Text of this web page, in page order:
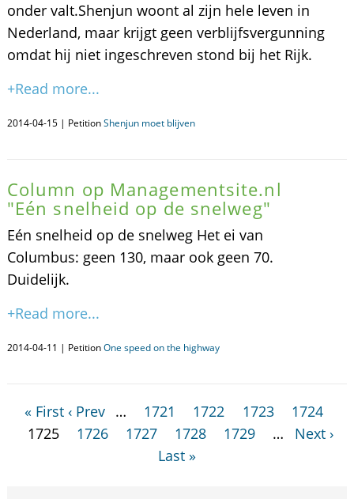
onder valt.Shenjun woont al zijn hele leven in
Nederland, maar krijgt geen verblijfsvergunning
omdat hij niet ingeschreven stond bij het Rijk.
+Read more...
2014-04-15 | PetitionShenjun moet blijven
Column op Managementsite.nl
"Eén snelheid op de snelweg"
Eén snelheid op de snelweg Het ei van
Columbus: geen 130, maar ook geen 70.
Duidelijk.
+Read more...
2014-04-11 | PetitionOne speed on the highway
« First ‹ Prev … 1721 1722 1723
1724
1725
1726 1727 1728 1729 …
Next ›
Last »